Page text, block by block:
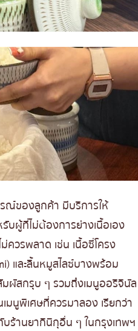
ณ์ของลูกค้า มีบริการให้
บผู้ที่ไม่ต้องการย่างเนื้อเอง
ควรพลาด เช่น เนื้อซี่โครง
และลิ้นหมูสไลซ์บางพร้อม
ผัสกรุบ ๆ รวมถึงเมนูออริจินัล
มนูพิเศษที่ควรมาลอง เรียกว่า
ร้านยากินิกุอื่น ๆ ในกรุงเทพฯ